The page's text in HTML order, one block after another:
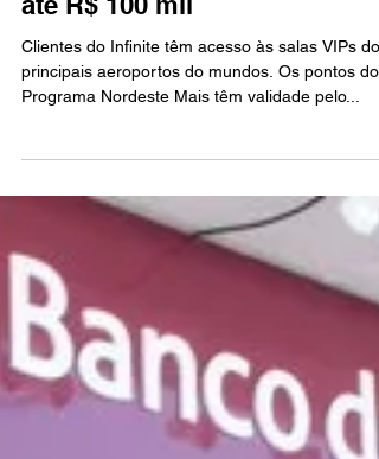
cartão de crédito com limite
até R$ 100 mil
Clientes do Infinite têm acesso às salas VIPs dos